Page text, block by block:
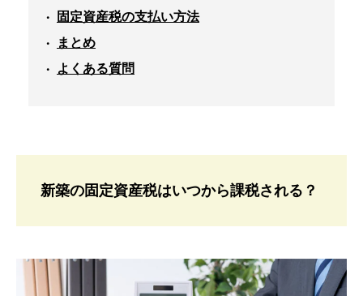
固定資産税の支払い方法
まとめ
よくある質問
新築の固定資産税はいつから課税される？